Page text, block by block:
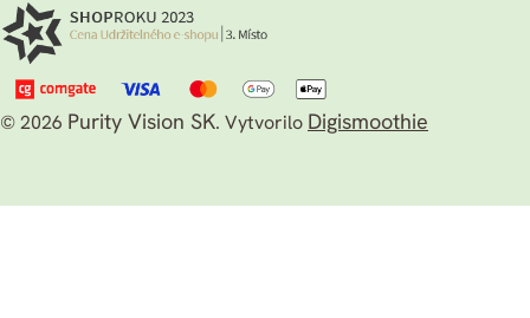
© 2026 Purity Vision SK. Vytvorilo Digismoothie